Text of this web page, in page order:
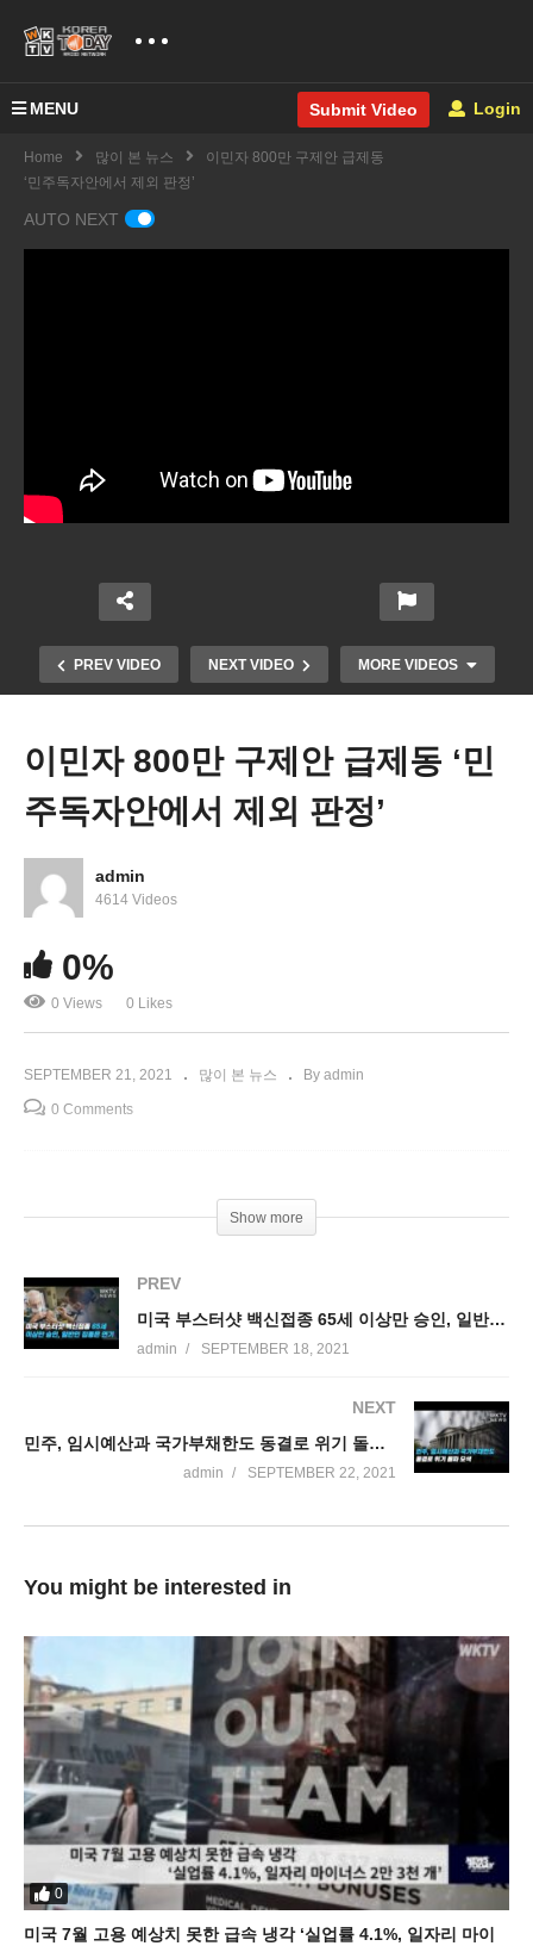
MENU Submit Video Login
Home 많이 본 뉴스
이민자 800만 구제안 급제동
‘민주독자안에서 제외 판정’
AUTO NEXT
PREV VIDEO NEXT VIDEO MORE VIDEOS
늘었다
이민자 800만 구제안 급제동 ‘민
주독자안에서 제외 판정’
admin
4614 Videos
0%
0 Views 0 Likes
SEPTEMBER 21, 2021 많이 본 뉴스 By admin
0 Comments
Show more
PREV
미국 부스터샷 백신접종 65세 이상만 승인, 일반인 접종은 연기
admin SEPTEMBER 18, 2021
NEXT
민주, 임시예산과 국가부채한도 동결로 위기 돌파 모색
admin SEPTEMBER 22, 2021
You might be interested in
0
미국 7월 고용 예상치 못한 급속 냉각 ‘실업률 4.1%, 일자리 마이